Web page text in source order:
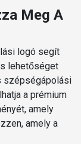
Meg A
logó segít
lehetőséget
szépségápolási
a prémium
amely
amely a